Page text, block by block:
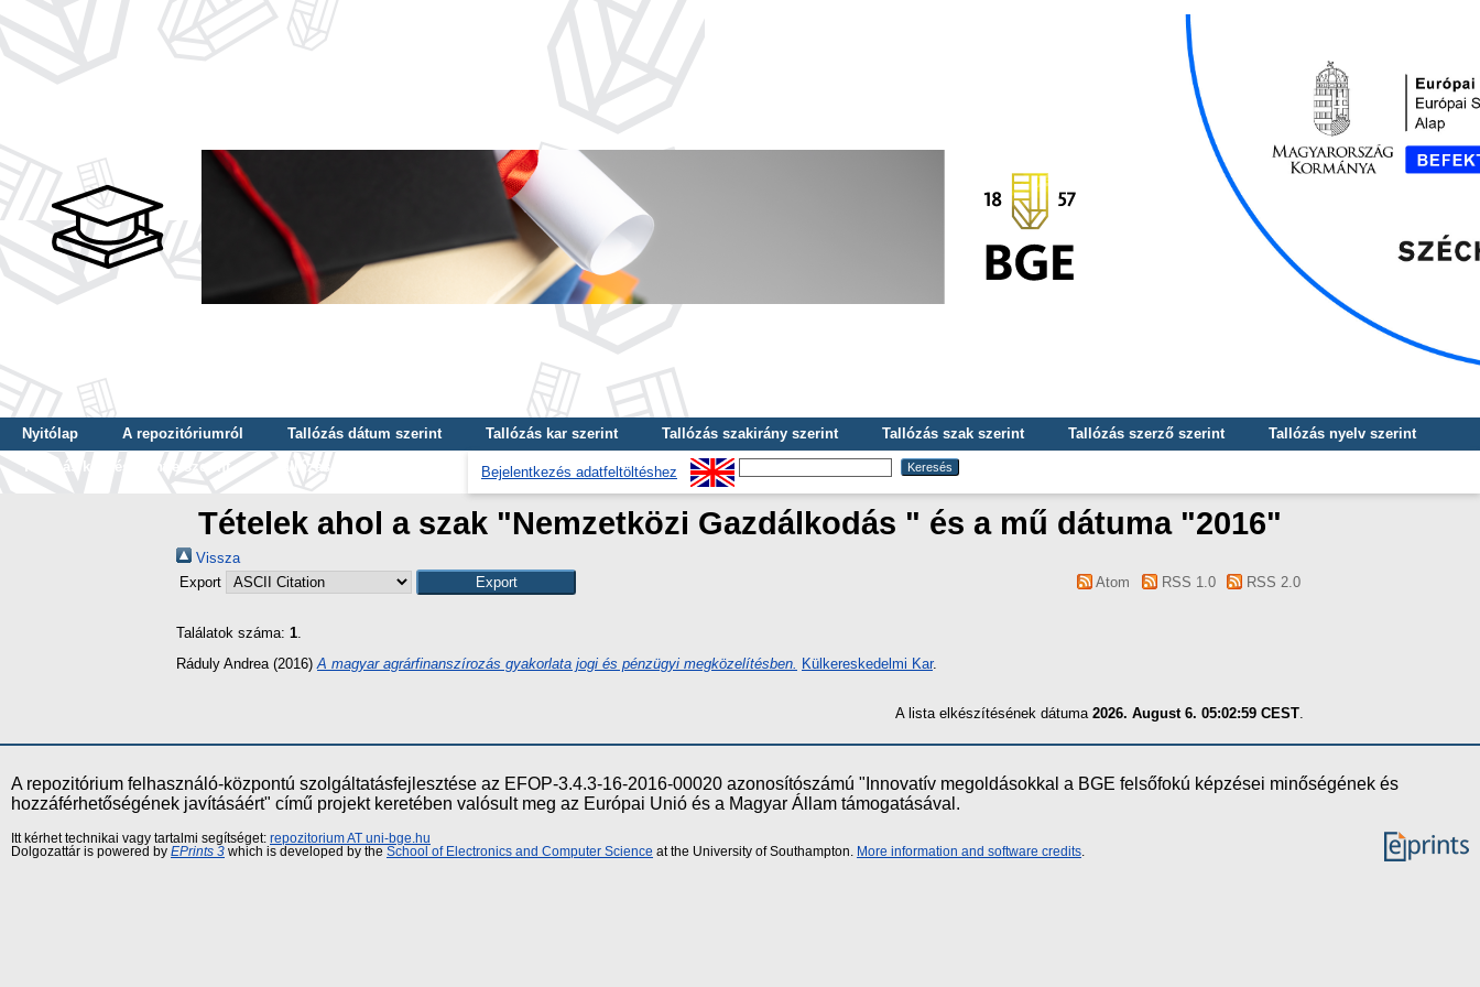
Nyitólap A repozitóriumról Tallózás dátum szerint Tallózás kar szerint Tallózás szakirány szerint Tallózás szak szerint Tallózás szerző szerint
Tallózás nyelv szerint
Tallózás képzés szintje szerint
Tallózás kulcsszó szerint Bejelentkezés adatfeltöltéshez
Tételek ahol a szak "Nemzetközi Gazdálkodás " és a mű dátuma "2016"
Vissza
Export
Atom RSS 1.0 RSS 2.0
Találatok száma: 1.
Ráduly Andrea (2016) A magyar agrárfinanszírozás gyakorlata jogi és pénzügyi megközelítésben. Külkereskedelmi Kar.
A lista elkészítésének dátuma 2026. August 6. 05:02:59 CEST
A repozitórium felhasználó-központú szolgáltatásfejlesztése az EFOP-3.4.3-16-2016-00020 azonosítószámú "Innovatív megoldásokkal a BGE felsőfokú képzései minőségének és
hozzáférhetőségének javításáért" című projekt keretében valósult meg az Európai Unió és a Magyar Állam támogatásával.
Itt kérhet technikai vagy tartalmi segítséget: repozitorium AT uni-bge.hu
Dolgozattár is powered by EPrints 3 which is developed by the School of Electronics and Computer Science at the University of Southampton. More information and software credits